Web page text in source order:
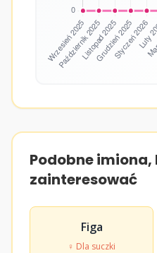
Podobne
zainteresować
Figa
♀ Dla suczki